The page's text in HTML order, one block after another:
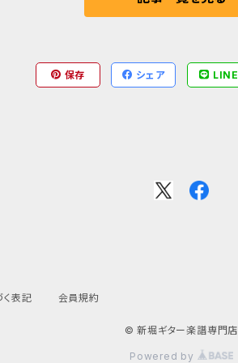
保存 シェア LINE
表記 会員規約
© 新堀ギター楽譜専門店
Powered by